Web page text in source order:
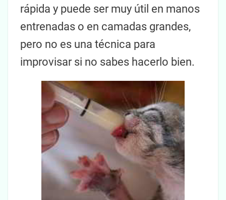
rápida y puede ser muy útil en manos
entrenadas o en camadas grandes,
pero no es una técnica para
improvisar si no sabes hacerlo bien.